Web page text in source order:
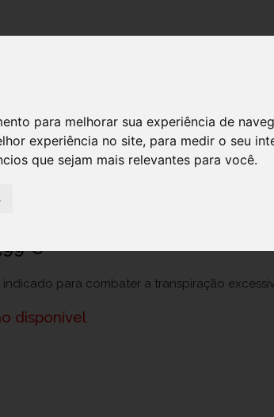
para melhorar sua experiência de
experiência no site, para medir o seu
que sejam mais relevantes para você.
Transp Gel 75ml
€
indicado para combater a transpiração
disponível